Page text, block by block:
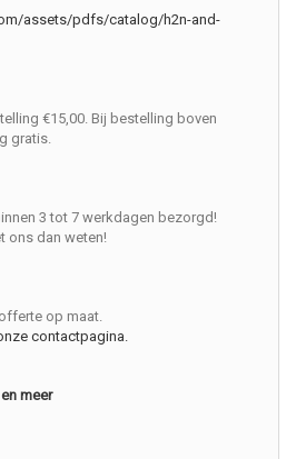
assets/pdfs/catalog/h2n-and-
€15,00. Bij bestelling boven
gratis.
3 tot 7 werkdagen bezorgd!
ons dan weten!
op maat.
contactpagina.
meer